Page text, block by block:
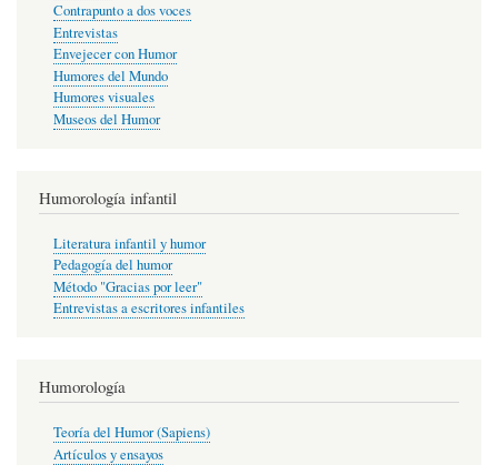
Contrapunto a dos voces
Entrevistas
Envejecer con Humor
Humores del Mundo
Humores visuales
Museos del Humor
Humorología infantil
Literatura infantil y humor
Pedagogía del humor
Método "Gracias por leer"
Entrevistas a escritores infantiles
Humorología
Teoría del Humor (Sapiens)
Artículos y ensayos